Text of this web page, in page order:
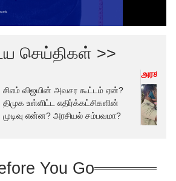
செய்திகள் >>
சிஎம் விஜயின் அவசர கூட்டம் ஏன்?
திமுக உள்ளிட்ட எதிர்க்கட்சிகளின்
முடிவு என்ன? அரசியல் சம்பவமா?
அரசியல்
You Go